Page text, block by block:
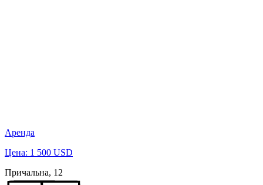
Аренда
Цена: 1 500 USD
Причальна, 12